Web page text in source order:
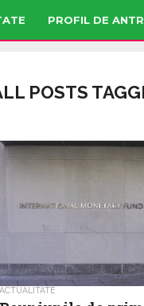
PROFIL DE
POSTS
ACTUALITATE